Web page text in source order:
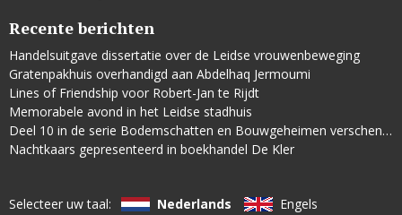
Recente berichten
Handelsuitgave dissertatie over de Leidse vrouwenbeweging
Gratenpakhuis overhandigd aan Abdelhaq Jermoumi
Lines of Friendship voor Robert-Jan te Rijdt
Memorabele avond in het Leidse stadhuis
Deel 10 in de serie Bodemschatten en Bouwgeheimen verschenen
Nachtkaars gepresenteerd in boekhandel De Kler
Selecteer uw taal: Nederlands Engels